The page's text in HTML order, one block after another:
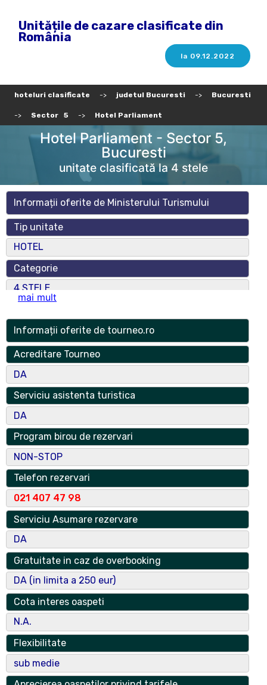
Unitățile de cazare clasificate din
România
la 09.12.2022
hoteluri clasificate -> judetul Bucuresti -> Bucuresti
-> Sector 5 -> Hotel Parliament
Hotel Parliament - Sector 5,
Bucuresti
unitate clasificată la 4 stele
Informații oferite de Ministerului Turismului
Tip unitate
HOTEL
Categorie
4 STELE
74
Numar locuri
148
Adresa
STR. IZVOR, NR. 106
Localitate
Bucuresti
Localitate Componenta
5
Judet
Bucuresti
Tip Operator Economic
Societate cu Raspundere Limitata
Operator Economic
FOND EXIM
nr. reg. com
J40/16081/1992
CUI
mai mult
Informații oferite de tourneo.ro
Acreditare Tourneo
DA
Serviciu asistenta turistica
DA
Program birou de rezervari
NON-STOP
Telefon rezervari
021 407 47 98
Serviciu Asumare rezervare
DA
Gratuitate in caz de overbooking
DA (in limita a 250 eur)
Cota interes oaspeti
N.A.
Flexibilitate
sub medie